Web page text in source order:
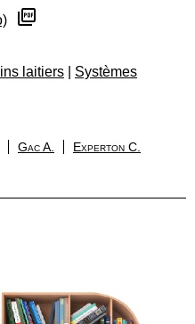
laitiers
Systèmes
Gac A. Experton C.